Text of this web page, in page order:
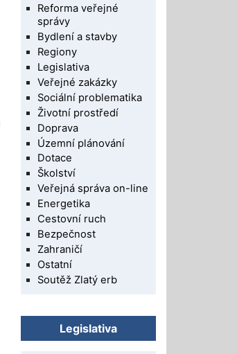
Reforma veřejné
správy
Bydlení a stavby
Regiony
Legislativa
Veřejné zakázky
Sociální problematika
Životní prostředí
Doprava
Územní plánování
Dotace
Školství
Veřejná správa on-line
Energetika
Cestovní ruch
Bezpečnost
Zahraničí
Ostatní
Soutěž Zlatý erb
Legislativa